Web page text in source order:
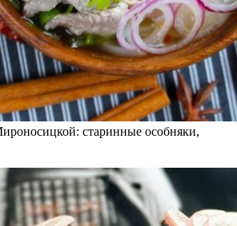
старинные особняки,